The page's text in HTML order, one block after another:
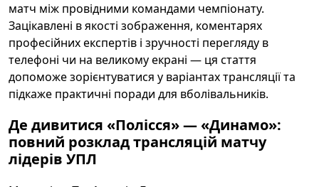
матч між провідними командами чемпіонату.
Зацікавлені в якості зображення, коментарях
професійних експертів і зручності перегляду в
телефоні чи на великому екрані — ця стаття
допоможе зорієнтуватися у варіантах трансляції та
підкаже практичні поради для вболівальників.
Де дивитися «Полісся» — «Динамо»:
повний розклад трансляцій матчу
лідерів УПЛ